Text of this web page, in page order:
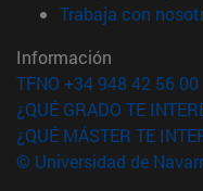
Trabaja con
Información
TFNO +34 948 42 56 00
¿QUÉ GRADO TE
¿QUÉ MÁSTER TE
© Universidad de